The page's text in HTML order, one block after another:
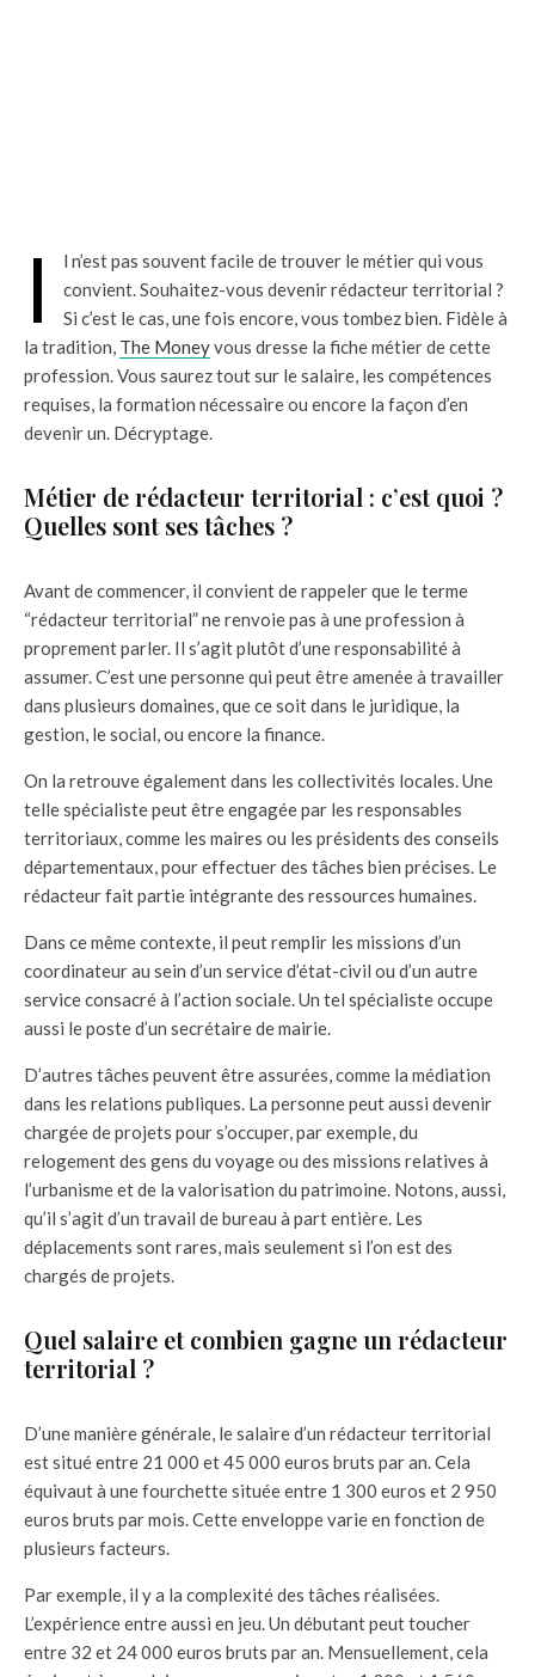
I
l n’est pas souvent facile de trouver le métier qui vous
convient. Souhaitez-vous devenir rédacteur territorial ?
Si c’est le cas, une fois encore, vous tombez bien. Fidèle à
la tradition, The Moneyvous dresse la fiche métier de cette
profession. Vous saurez tout sur le salaire, les compétences
requises, la formation nécessaire ou encore la façon d’en
devenir un. Décryptage.
Métier de rédacteur territorial : c’est quoi ?
Quelles sont ses tâches ?
Avant de commencer, il convient de rappeler que le terme
“rédacteur territorial” ne renvoie pas à une profession à
proprement parler. Il s’agit plutôt d’une responsabilité à
assumer. C’est une personne qui peut être amenée à travailler
dans plusieurs domaines, que ce soit dans le juridique, la
gestion, le social, ou encore la finance.
On la retrouve également dans les collectivités locales. Une
telle spécialiste peut être engagée par les responsables
territoriaux, comme les maires ou les présidents des conseils
départementaux, pour effectuer des tâches bien précises. Le
rédacteur fait partie intégrante des ressources humaines.
Dans ce même contexte, il peut remplir les missions d’un
coordinateur au sein d’un service d’état-civil ou d’un autre
service consacré à l’action sociale. Un tel spécialiste occupe
aussi le poste d’un secrétaire de mairie.
D’autres tâches peuvent être assurées, comme la médiation
dans les relations publiques. La personne peut aussi devenir
chargée de projets pour s’occuper, par exemple, du
relogement des gens du voyage ou des missions relatives à
l’urbanisme et de la valorisation du patrimoine. Notons, aussi,
qu’il s’agit d’un travail de bureau à part entière. Les
déplacements sont rares, mais seulement si l’on est des
chargés de projets.
Quel salaire et combien gagne un rédacteur
territorial ?
D’une manière générale, le salaire d’un rédacteur territorial
est situé entre 21 000 et 45 000 euros bruts par an. Cela
équivaut à une fourchette située entre 1 300 euros et 2 950
euros bruts par mois. Cette enveloppe varie en fonction de
plusieurs facteurs.
Par exemple, il y a la complexité des tâches réalisées.
L’expérience entre aussi en jeu. Un débutant peut toucher
entre 32 et 24 000 euros bruts par an. Mensuellement, cela